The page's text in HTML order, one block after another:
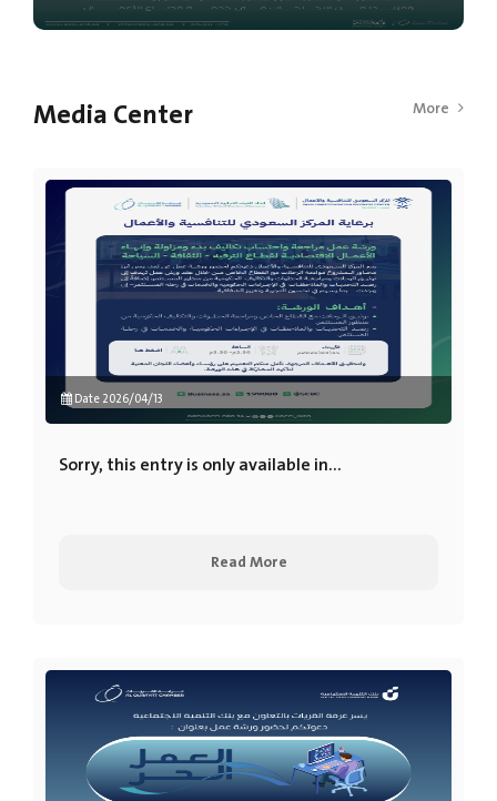
Media Center More
Date 2026/04/13
Sorry, this entry is only available in...
Read More